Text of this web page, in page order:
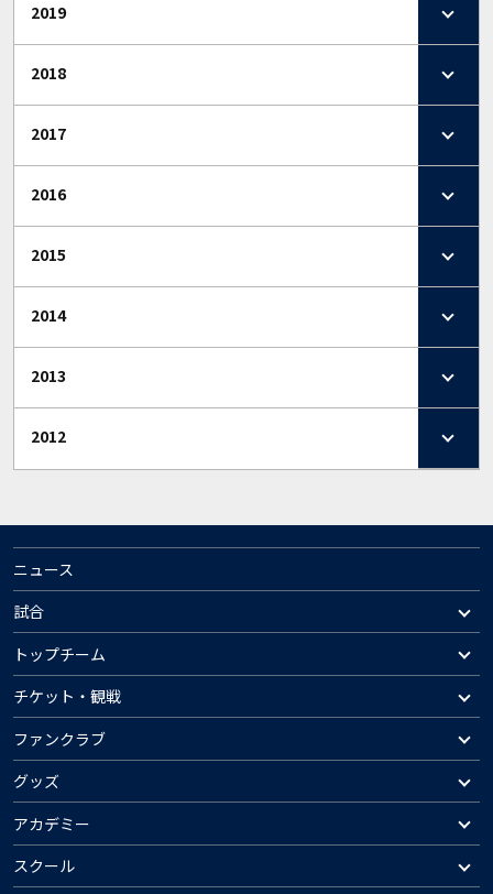
2019
2018
2017
2016
2015
2014
2013
2012
ニュース
試合
トップチーム
チケット・観戦
ファンクラブ
グッズ
アカデミー
スクール